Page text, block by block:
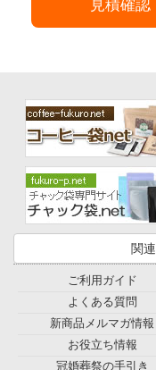
見積確認
関
ご利用ガイド
よくある質問
新商品メルマガ情報
お役立ち情報
冠婚葬祭の手引き